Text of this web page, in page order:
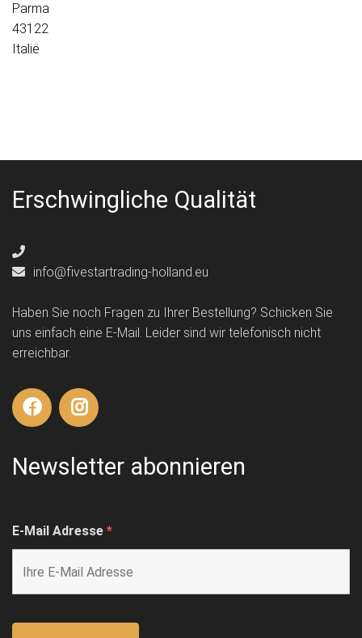
Parma
43122
Italië
Erschwingliche Qualität
info@fivestartrading-holland.eu
Haben Sie noch Fragen zu Ihrer Bestellung? Schicken Sie
uns einfach eine E-Mail. Leider sind wir telefonisch nicht
erreichbar.
Newsletter abonnieren
E-Mail Adresse *